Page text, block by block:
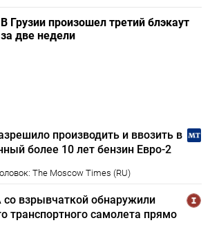
В Грузии произошел третий блэкаут
за две недели